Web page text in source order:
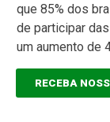
que 85% dos
de participar
um aumento de
RECEBA